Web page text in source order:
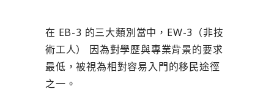
在 EB-3 的三大類別當中，EW-3（非技
術工人） 因為對學歷與專業背景的要求
最低，被視為相對容易入門的移民途徑
之一。